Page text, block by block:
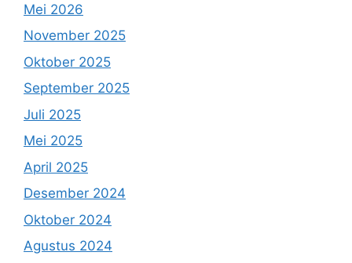
Mei 2026
November 2025
Oktober 2025
September 2025
Juli 2025
Mei 2025
April 2025
Desember 2024
Oktober 2024
Agustus 2024